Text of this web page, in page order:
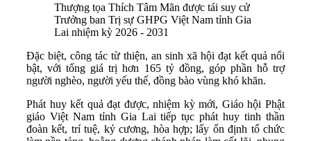
Thượng tọa Thích Tâm Mãn được tái suy cử
Trưởng ban Trị sự GHPG Việt Nam tỉnh Gia
Lai nhiệm kỳ 2026 - 2031
Đặc biệt, công tác từ thiện, an sinh xã hội đạt kết quả nổi
bật, với tổng giá trị hơn 165 tỷ đồng, góp phần hỗ trợ
người nghèo, người yếu thế, đồng bào vùng khó khăn.
Phát huy kết quả đạt được, nhiệm kỳ mới, Giáo hội Phật
giáo Việt Nam tỉnh Gia Lai tiếp tục phát huy tinh thần
đoàn kết, trí tuệ, kỷ cương, hòa hợp; lấy ổn định tổ chức